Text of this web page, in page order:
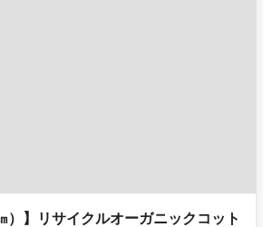
）】リサイクルオーガニックコット